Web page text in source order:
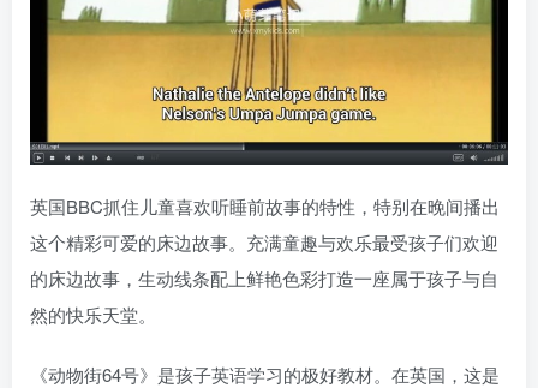
英国BBC抓住儿童喜欢听睡前故事的特性，特别在晚间播出
这个精彩可爱的床边故事。充满童趣与欢乐最受孩子们欢迎
的床边故事，生动线条配上鲜艳色彩打造一座属于孩子与自
然的快乐天堂。
《动物街64号》是孩子英语学习的极好教材。在英国，这是